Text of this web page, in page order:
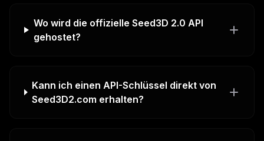
Wo wird die offizielle Seed3D 2.0 API
gehostet?
Kann ich einen API-Schlüssel direkt von
Seed3D2.com erhalten?